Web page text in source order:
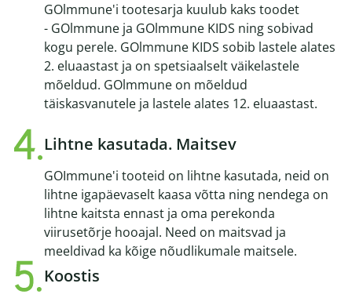
GOlmmune'i tootesarja kuulub kaks toodet
- GOlmmune ja GOlmmune KIDS ning sobivad
kogu perele. GOlmmune KIDS sobib lastele alates
2. eluaastast ja on spetsiaalselt väikelastele
mõeldud. GOlmmune on mõeldud
täiskasvanutele ja lastele alates 12. eluaastast.
Lihtne kasutada. Maitsev
GOImmune'i tooteid on lihtne kasutada, neid on
lihtne igapäevaselt kaasa võtta ning nendega on
lihtne kaitsta ennast ja oma perekonda
viirusetõrje hooajal. Need on maitsvad ja
meeldivad ka kõige nõudlikumale maitsele.
Koostis